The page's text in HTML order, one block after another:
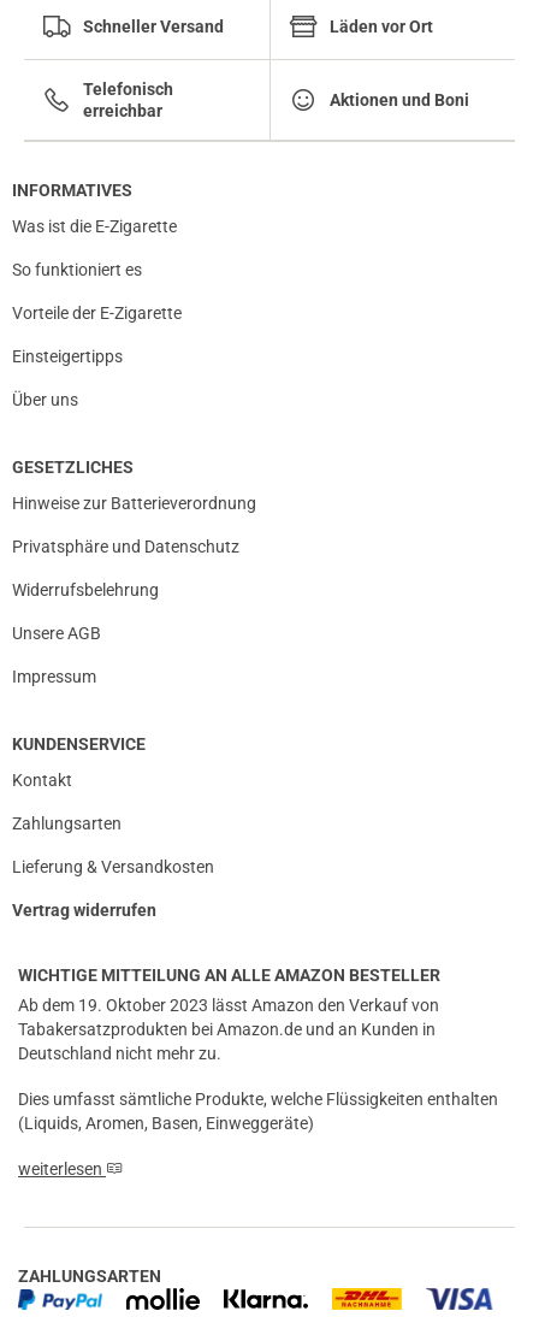
Schneller Versand Läden vor Ort
Telefonisch
erreichbar
Aktionen und Boni
INFORMATIVES
Was ist die E-Zigarette
So funktioniert es
Vorteile der E-Zigarette
Einsteigertipps
Über uns
GESETZLICHES
Hinweise zur Batterieverordnung
Privatsphäre und Datenschutz
Widerrufsbelehrung
Unsere AGB
Impressum
KUNDENSERVICE
Kontakt
Zahlungsarten
Lieferung & Versandkosten
Vertrag widerrufen
WICHTIGE MITTEILUNG AN ALLE AMAZON BESTELLER
Ab dem 19. Oktober 2023 lässt Amazon den Verkauf von
Tabakersatzprodukten bei Amazon.de und an Kunden in
Deutschland nicht mehr zu.
Dies umfasst sämtliche Produkte, welche Flüssigkeiten enthalten
(Liquids, Aromen, Basen, Einweggeräte)
weiterlesen
ZAHLUNGSARTEN